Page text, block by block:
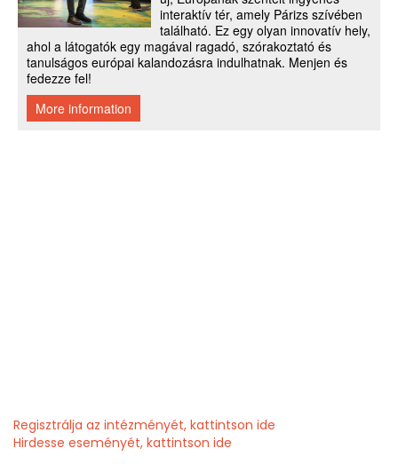
Regisztrálja az intézményét, kattintson ide
Hirdesse eseményét, kattintson ide